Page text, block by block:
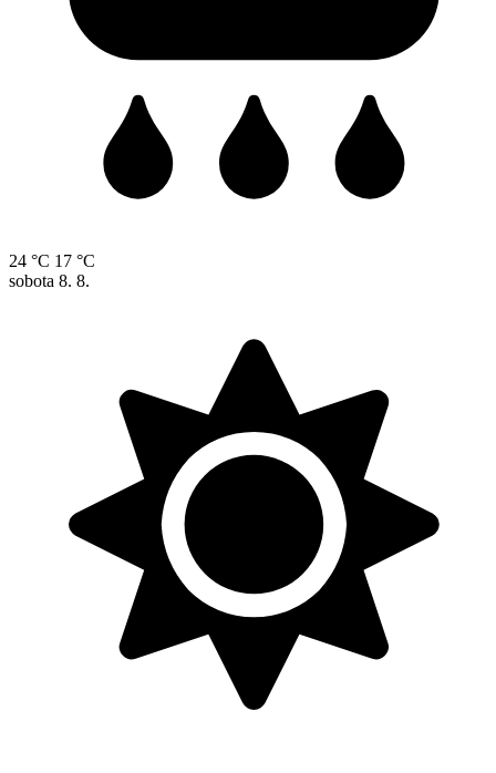
24 °C 17 °C
sobota 8. 8.